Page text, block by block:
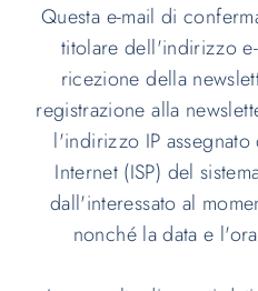
Questa e-mail di
titolare dell'indirizzo
ricezione della
registrazione alla
l'indirizzo IP
Internet (ISP) del
dall'interessato al
nonché la data e